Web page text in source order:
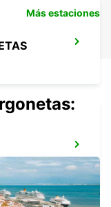
Más estaciones